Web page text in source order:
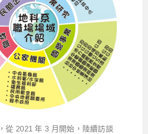
從 2021 年 3 月開始，陸續訪談